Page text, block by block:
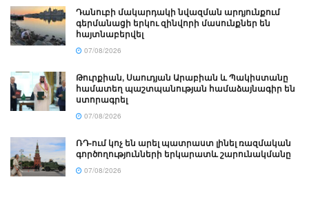
Դանուբի մակարդակի նվազման արդյունքում
գերմանացի երկու զինվորի մասունքներ են
հայտնաբերվել
07/08/2026
Թուրքիան, Սաուդյան Արաբիան և Պակիստանը
համատեղ պաշտպանության համաձայնագիր են
ստորագրել
07/08/2026
ՌԴ-ում կոչ են արել պատրաստ լինել ռազմական
գործողությունների երկարատև շարունակմանը
07/08/2026